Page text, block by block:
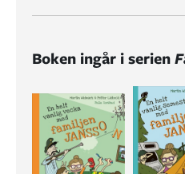
Boken ingår i serien